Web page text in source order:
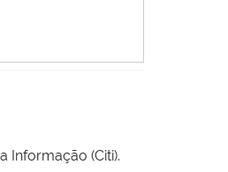
Informação (Citi).